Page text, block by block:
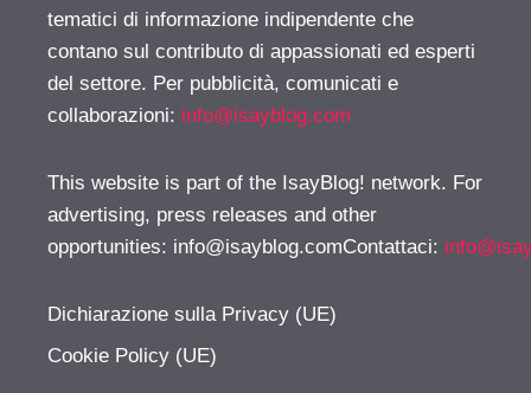
tematici di informazione indipendente che
contano sul contributo di appassionati ed esperti
del settore. Per pubblicità, comunicati e
collaborazioni: info@isayblog.com
This website is part of the IsayBlog! network. For
advertising, press releases and other
opportunities: info@isayblog.comContattaci:
Dichiarazione sulla Privacy (UE)
Cookie Policy (UE)